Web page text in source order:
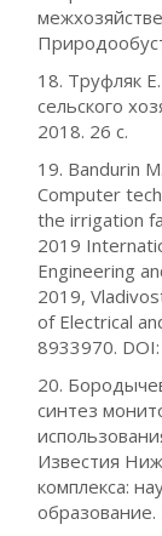
18. Труфляк
сельского
2018. 26 с.
19. Bandurin
Computer
the irrigation
2019
Engineering
2019,
of Electrical
8933970.
20.
синтез
Известия
комплекса: